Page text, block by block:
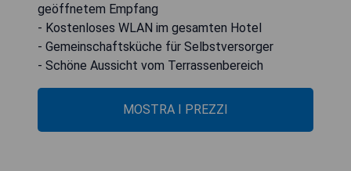
geöffnetem Empfang
- Kostenloses WLAN im gesamten Hotel
- Gemeinschaftsküche für Selbstversorger
- Schöne Aussicht vom Terrassenbereich
MOSTRA I PREZZI